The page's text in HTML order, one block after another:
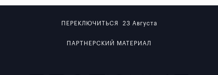
ПЕРЕКЛЮЧИТЬСЯ 23 Августа
ПАРТНЕРСКИЙ МАТЕРИАЛ